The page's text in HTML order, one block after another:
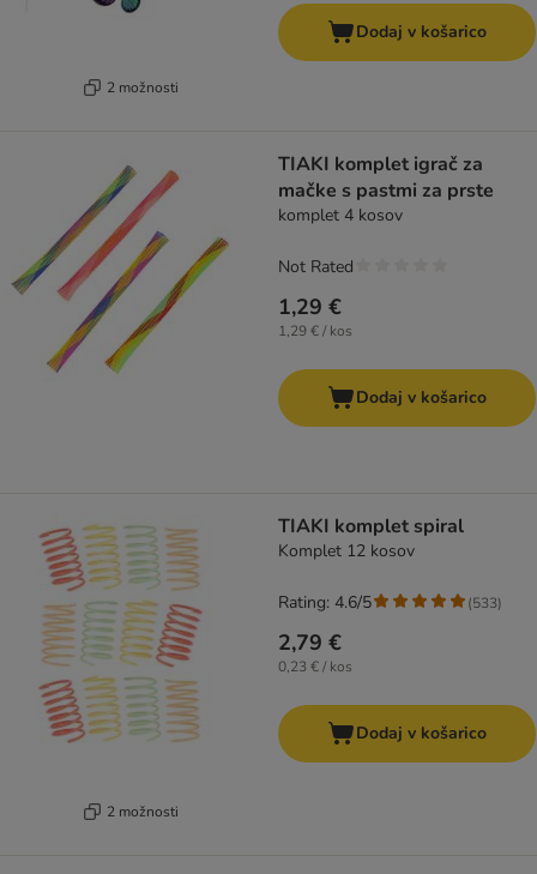
2 možnosti
Dodaj v košarico
TIAKI komplet igrač za
mačke s pastmi za prste
komplet 4 kosov
1,29 €
1,29 € / kos
Not Rated
Dodaj v košarico
2 možnosti
TIAKI komplet spiral
Komplet 12 kosov
2,79 €
0,23 € / kos
Rating: 4.6/5 (533)
Dodaj v košarico